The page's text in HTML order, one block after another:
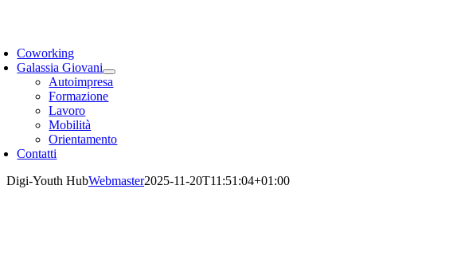
Coworking
Galassia Giovani
Autoimpresa
Formazione
Lavoro
Mobilità
Orientamento
Contatti
Digi-Youth HubWebmaster2025-11-20T11:51:04+01:00